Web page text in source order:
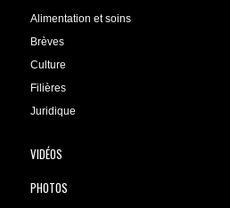
Alimentation et soins
Brèves
Culture
Filières
Juridique
VIDÉOS
PHOTOS